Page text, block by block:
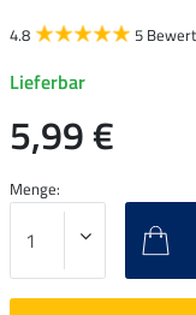
4.8 5
Lieferbar
5,99 €
Menge: